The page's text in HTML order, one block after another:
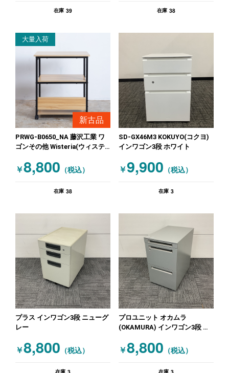
在庫 39 在庫 38
大量入荷
新古品
PRWG-B0650_NA 藤沢工業 ワ
ゴンその他 Wisteria(ウィステ
チュラル）
￥8,800 （税込）
在庫 38
SD-GX46M3 KOKUYO(コクヨ)
インワゴン3段 ホワイト
￥9,900 （税込）
在庫 3
プラス インワゴン3段 ニューグ
レー
￥8,800 （税込）
プロユニット オカムラ
(OKAMURA) インワゴン3段 シ
￥8,800 （税込）